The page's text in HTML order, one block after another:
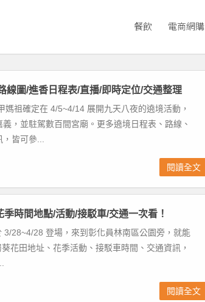
餐飲 電商網購
線圖/進香日程表/直播/即時定位/交通整理
媽祖確定在 4/5~4/14 展開九天八夜的遶境活動，
，並駐駕數百間宮廟。更多遶境日程表、路線、
皆可參...
閱讀全文
季時間地點/活動/接駁車/交通一次看！
3/28~4/28 登場，來到彰化員林南區公園旁，就能
花田地址、花季活動、接駁車時間、交通資訊，
閱讀全文